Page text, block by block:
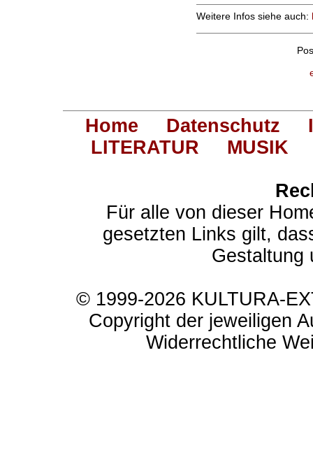
Weitere Infos siehe auch:
Home Datenschutz
LITERATUR
MUSIK
Für alle von dieser
gesetzten Links gilt,
Gestaltung
© 1999-2026 KULTURA-
Copyright der jeweiligen
Widerrechtliche